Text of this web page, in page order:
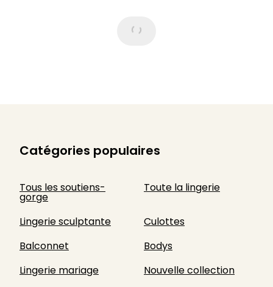
Catégories populaires
Tous les soutiens-
gorge
Toute la lingerie
Lingerie sculptante
Culottes
Balconnet
Bodys
Lingerie mariage
Nouvelle collection